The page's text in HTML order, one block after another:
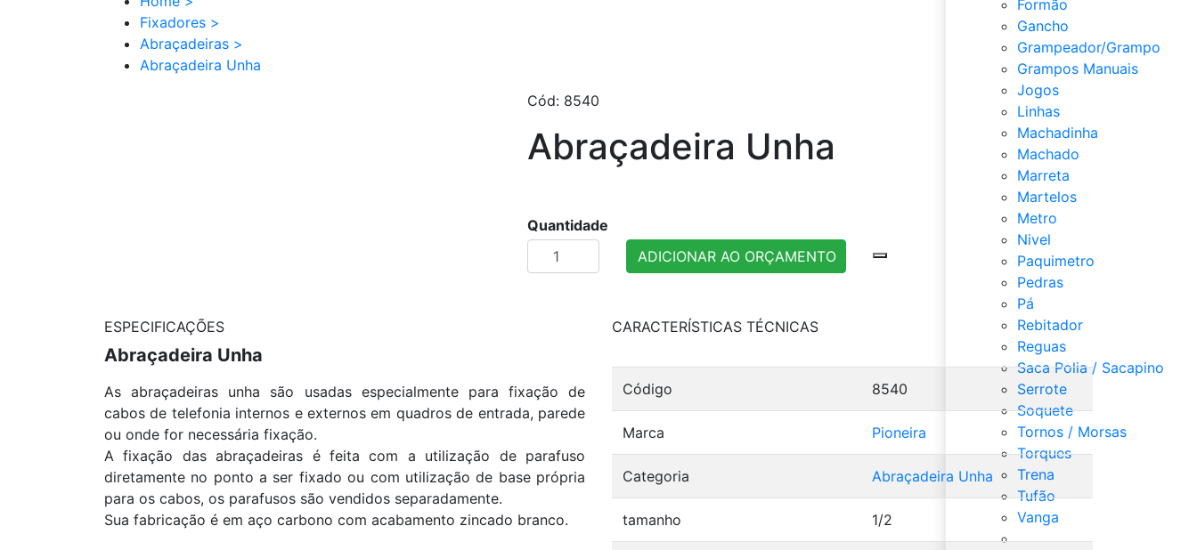
Formão
Gancho
Grampeador/Grampo
Grampos Manuais
Jogos
Linhas
Machadinha
Machado
Marreta
Martelos
Metro
Nivel
Paquimetro
Pedras
Pá
Rebitador
Reguas
Saca Polia / Sacapino
Serrote
Soquete
Tornos / Morsas
Torques
Trena
Tufão
Vanga
Veja Tudo de Ferramentas
Fixadores >
Abraçadeiras >
Abraçadeira Unha
Cód: 8540
Abraçadeira Unha
Quantidade
ADICIONAR AO ORÇAMENTO
ESPECIFICAÇÕES
Abraçadeira Unha
As abraçadeiras unha são usadas especialmente para fixação de
cabos de telefonia internos e externos em quadros de entrada, parede
ou onde for necessária fixação.
A fixação das abraçadeiras é feita com a utilização de parafuso
diretamente no ponto a ser fixado ou com utilização de base própria
para os cabos, os parafusos são vendidos separadamente.
Sua fabricação é em aço carbono com acabamento zincado branco.
CARACTERÍSTICAS TÉCNICAS
Código 8540
Marca Pioneira
Categoria Abraçadeira Unha
tamanho 1/2